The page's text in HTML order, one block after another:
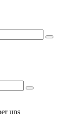
uns